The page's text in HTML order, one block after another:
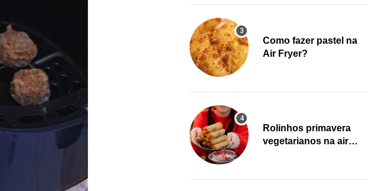
Como fazer pastel na
Air Fryer?
Rolinhos primavera
vegetarianos na air